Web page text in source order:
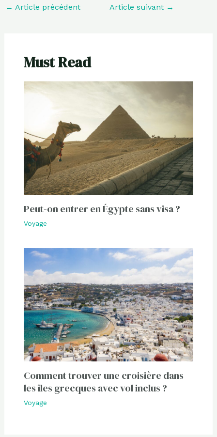
← Article précédent Article suivant →
Must Read
Peut-on entrer en Égypte sans visa ?
Voyage
Comment trouver une croisière dans
les îles grecques avec vol inclus ?
Voyage